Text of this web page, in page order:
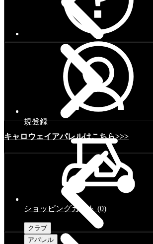
キャロウェイアパレルはこちら>>>
規登録
ショッピングカート (0)
クラブ
アパレル